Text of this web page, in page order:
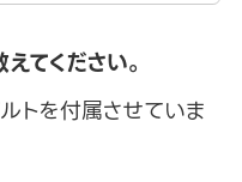
てください。
トを付属させていま